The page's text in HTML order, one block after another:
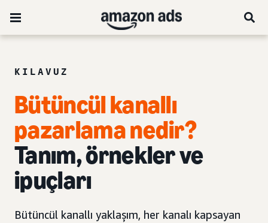
KILAVUZ
Bütüncül kanallı
pazarlama nedir?
Tanım, örnekler ve
ipuçları
Bütüncül kanallı yaklaşım, her kanalı kapsayan